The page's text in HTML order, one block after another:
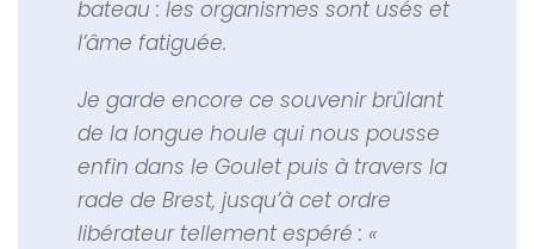
bateau : les organismes sont usés et
l’âme fatiguée.
Je garde encore ce souvenir brûlant
de la longue houle qui nous pousse
enfin dans le Goulet puis à travers la
rade de Brest, jusqu’à cet ordre
libérateur tellement espéré : «